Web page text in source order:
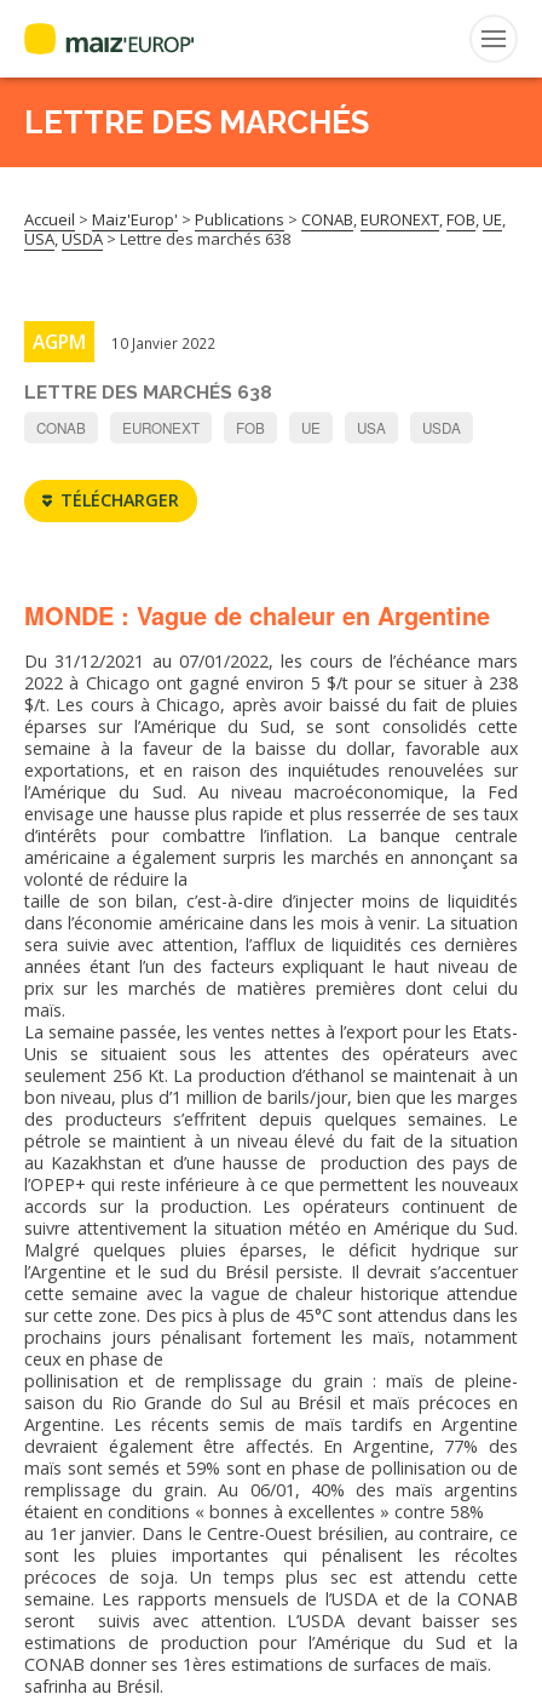
Rechercher
:
MAIZ’EUROP’
AGPM MAÏS DOUX
AGPM MAÏS SEMENCE
CEPM
IRRIGANTS DE FRANCE
GERM-SERVICES
EMPLOI
LETTRE DES MARCHÉS
Accueil > Maiz'Europ' > Publications > CONAB,EURONEXT,FOB,UE,
USA,USDA>Lettre des marchés 638
AGPM 10 Janvier 2022
LETTRE DES MARCHÉS 638
CONAB EURONEXT FOB UE USA USDA
TÉLÉCHARGER
MONDE : Vague de chaleur en Argentine
Du 31/12/2021 au 07/01/2022, les cours de l’échéance mars
2022 à Chicago ont gagné environ 5 $/t pour se situer à 238
$/t. Les cours à Chicago, après avoir baissé du fait de pluies
éparses sur l’Amérique du Sud, se sont consolidés cette
semaine à la faveur de la baisse du dollar, favorable aux
exportations, et en raison des inquiétudes renouvelées sur
l’Amérique du Sud. Au niveau macroéconomique, la Fed
envisage une hausse plus rapide et plus resserrée de ses taux
d’intérêts pour combattre l’inflation. La banque centrale
américaine a également surpris les marchés en annonçant sa
volonté de réduire la
taille de son bilan, c’est-à-dire d’injecter moins de liquidités
dans l’économie américaine dans les mois à venir. La situation
sera suivie avec attention, l’afflux de liquidités ces dernières
années étant l’un des facteurs expliquant le haut niveau de
prix sur les marchés de matières premières dont celui du
maïs.
La semaine passée, les ventes nettes à l’export pour les Etats-
Unis se situaient sous les attentes des opérateurs avec
seulement 256 Kt. La production d’éthanol se maintenait à un
bon niveau, plus d’1 million de barils/jour, bien que les marges
des producteurs s’effritent depuis quelques semaines. Le
pétrole se maintient à un niveau élevé du fait de la situation
au Kazakhstan et d’une hausse de production des pays de
l’OPEP+ qui reste inférieure à ce que permettent les nouveaux
accords sur la production. Les opérateurs continuent de
suivre attentivement la situation météo en Amérique du Sud.
Malgré quelques pluies éparses, le déficit hydrique sur
l’Argentine et le sud du Brésil persiste. Il devrait s’accentuer
cette semaine avec la vague de chaleur historique attendue
sur cette zone. Des pics à plus de 45°C sont attendus dans les
prochains jours pénalisant fortement les maïs, notamment
ceux en phase de
pollinisation et de remplissage du grain : maïs de pleine-
saison du Rio Grande do Sul au Brésil et maïs précoces en
Argentine. Les récents semis de maïs tardifs en Argentine
devraient également être affectés. En Argentine, 77% des
maïs sont semés et 59% sont en phase de pollinisation ou de
remplissage du grain. Au 06/01, 40% des maïs argentins
étaient en conditions « bonnes à excellentes » contre 58%
au 1er janvier. Dans le Centre-Ouest brésilien, au contraire, ce
sont les pluies importantes qui pénalisent les récoltes
précoces de soja. Un temps plus sec est attendu cette
semaine. Les rapports mensuels de l’USDA et de la CONAB
seront suivis avec attention. L’USDA devant baisser ses
estimations de production pour l’Amérique du Sud et la
CONAB donner ses 1ères estimations de surfaces de maïs.
safrinha au Brésil.